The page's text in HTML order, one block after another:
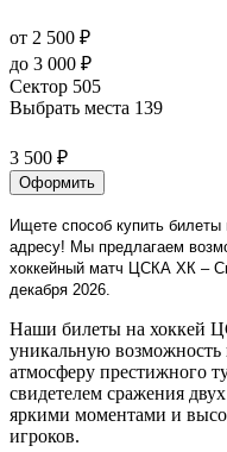
от 2 500 ₽
до 3 000 ₽
Сектор 505
Выбрать места 139
3 500 ₽
Оформить
Ищете способ купить
адресу! Мы предлагаем
хоккейный матч ЦСКА ХК –
декабря 2026.
Наши билеты на хоккей
уникальную
атмосферу престижного
свидетелем сражения
яркими моментами и
игроков.